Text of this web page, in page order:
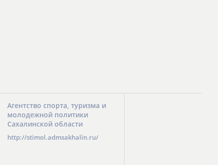
Агентство спорта, туризма и
молодежной политики
Сахалинской области
http://stimol.admsakhalin.ru/